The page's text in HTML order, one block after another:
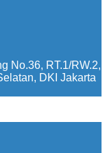
No.36, RT.1/RW.2,
DKI Jakarta